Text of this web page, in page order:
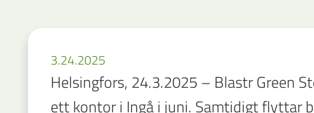
3.24.2025
Helsingfors, 24.3.2025 – Blastr Green
ett kontor i Ingå i juni. Samtidigt flyttar